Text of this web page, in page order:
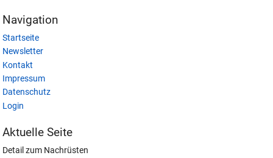
Navigation
Startseite
Newsletter
Kontakt
Impressum
Datenschutz
Login
Aktuelle Seite
Detail zum Nachrüsten